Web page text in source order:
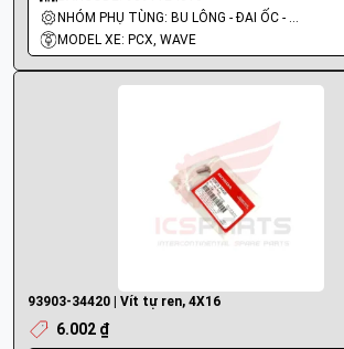
NHÓM PHỤ TÙNG: BU LÔNG - ĐAI ỐC - VÍT
MODEL XE: PCX, WAVE
93903-34420 | Vít tự ren, 4X16
6.002 ₫